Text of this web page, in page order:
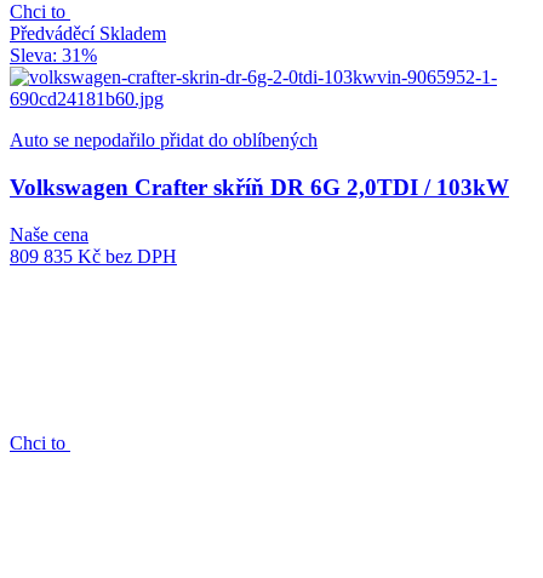
Chci to
Předváděcí Skladem
Sleva: 31%
Auto se nepodařilo přidat do oblíbených
Volkswagen Crafter skříň DR 6G 2,0TDI / 103kW
Naše cena
809 835 Kč bez DPH
Chci to